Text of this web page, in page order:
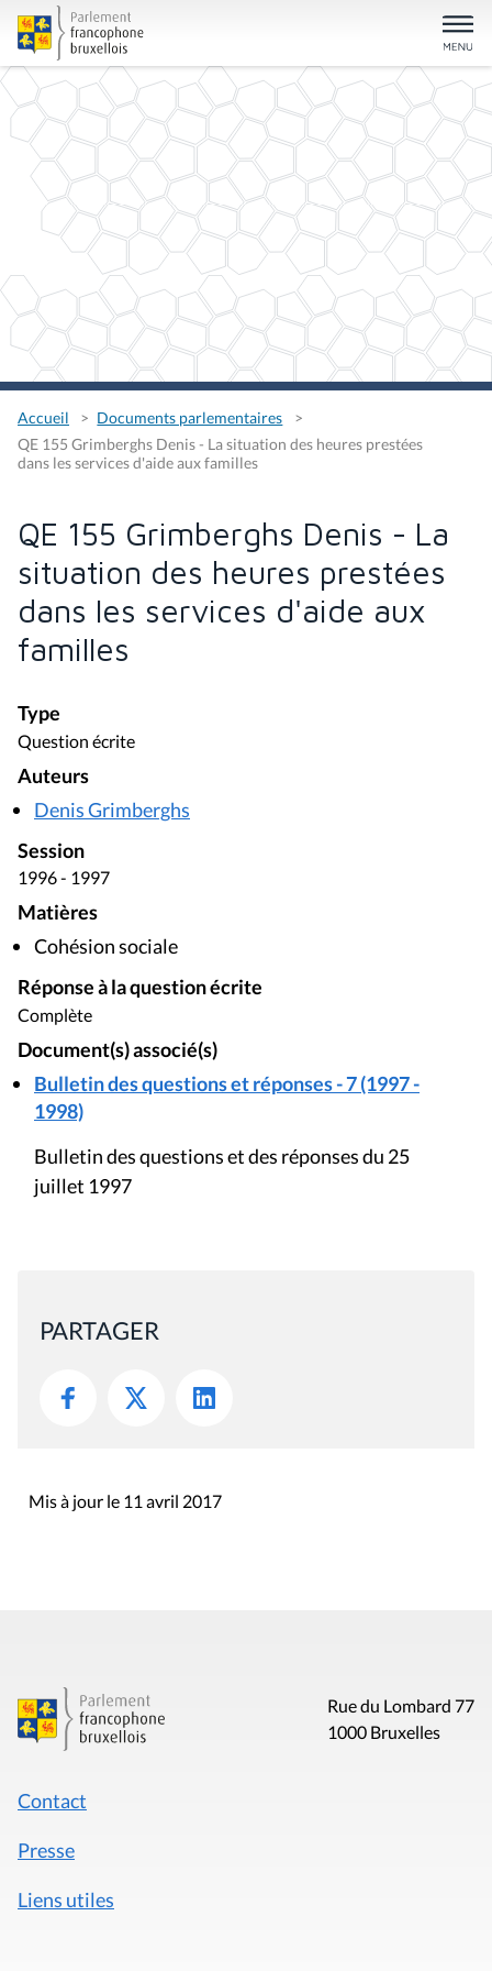
Accueil
Documents parlementaires
QE 155 Grimberghs Denis - La situation des heures prestées
dans les services d'aide aux familles
QE 155 Grimberghs Denis - La
situation des heures prestées
dans les services d'aide aux
familles
Type
Question écrite
Auteurs
Denis Grimberghs
Session
1996 - 1997
Matières
Cohésion sociale
Réponse à la question écrite
Complète
Document(s) associé(s)
Bulletin des questions et réponses - 7 (1997 -
1998)
Bulletin des questions et des réponses du 25
juillet 1997
PARTAGER
Mis à jour le 11 avril 2017
Rue du Lombard 77
1000 Bruxelles
Contact
Presse
Liens utiles